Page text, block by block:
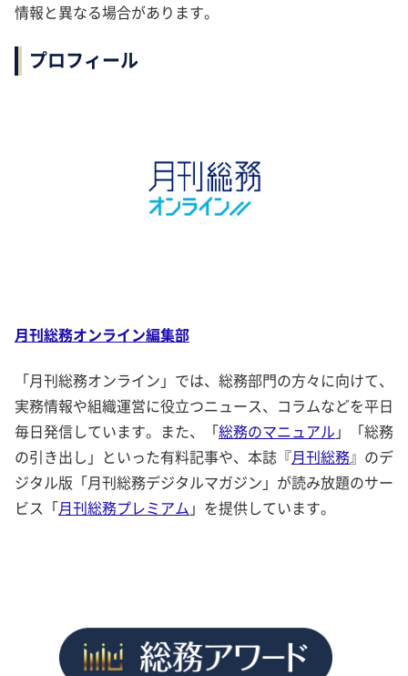
情報と異なる場合があります。
プロフィール
月刊総務オンライン編集部
「月刊総務オンライン」では、総務部門の方々に向けて、
実務情報や組織運営に役立つニュース、コラムなどを平日
毎日発信しています。また、「総務のマニュアル 」「総務
の引き出し」といった有料記事や、本誌『月刊総務』のデ
ジタル版「月刊総務デジタルマガジン」が読み放題のサー
ビス「月刊総務プレミアム 」を提供しています。